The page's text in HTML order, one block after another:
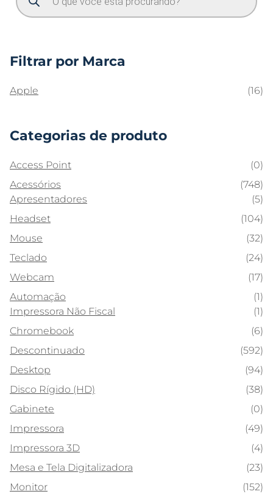
Filtrar por Marca
Apple (16)
Categorias de produto
Access Point
(0)
Acessórios
(748)
Apresentadores
(5)
Headset
(104)
Mouse
(32)
Teclado
(24)
Webcam
(17)
Automação
(1)
Impressora Não Fiscal
(1)
Chromebook
(6)
Descontinuado
(592)
Desktop
(94)
Disco Rígido (HD)
(38)
Gabinete
(0)
Impressora
(49)
Impressora 3D
(4)
Mesa e Tela Digitalizadora
(23)
Monitor
(152)